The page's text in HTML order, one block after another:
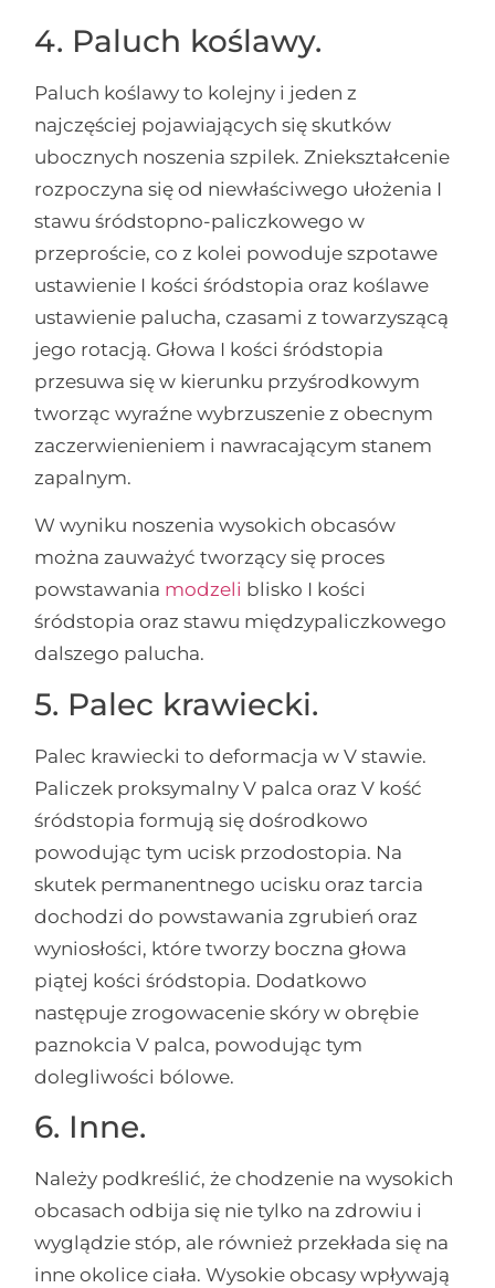
4. Paluch koślawy.
Paluch koślawy to kolejny i jeden z
najczęściej pojawiających się skutków
ubocznych noszenia szpilek. Zniekształcenie
rozpoczyna się od niewłaściwego ułożenia I
stawu śródstopno-paliczkowego w
przeproście, co z kolei powoduje szpotawe
ustawienie I kości śródstopia oraz koślawe
ustawienie palucha, czasami z towarzyszącą
jego rotacją. Głowa I kości śródstopia
przesuwa się w kierunku przyśrodkowym
tworząc wyraźne wybrzuszenie z obecnym
zaczerwienieniem i nawracającym stanem
zapalnym.
W wyniku noszenia wysokich obcasów
można zauważyć tworzący się proces
powstawania modzeli blisko I kości
śródstopia oraz stawu międzypaliczkowego
dalszego palucha.
5. Palec krawiecki.
Palec krawiecki to deformacja w V stawie.
Paliczek proksymalny V palca oraz V kość
śródstopia formują się dośrodkowo
powodując tym ucisk przodostopia. Na
skutek permanentnego ucisku oraz tarcia
dochodzi do powstawania zgrubień oraz
wyniosłości, które tworzy boczna głowa
piątej kości śródstopia. Dodatkowo
następuje zrogowacenie skóry w obrębie
paznokcia V palca, powodując tym
dolegliwości bólowe.
6. Inne.
Należy podkreślić, że chodzenie na wysokich
obcasach odbija się nie tylko na zdrowiu i
wyglądzie stóp, ale również przekłada się na
inne okolice ciała. Wysokie obcasy wpływają